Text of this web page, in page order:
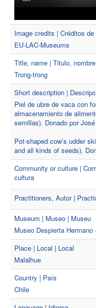
Image credits | Créditos
EU-LAC-Museums
Title, name | Titulo,
Trong-trong
Short description |
Piel de ubre de vaca con
almacenamiento de
semillas). Donado por
Pot-shaped cow’s udder
and all kinds of seeds).
Community or culture |
cultura
Practitioners, Autor |
Museum | Museo | Museu
Museo Despierta Hermano
Place | Local | Local
Malalhue
Country | País
Chile